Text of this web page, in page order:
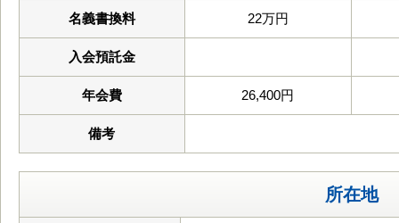
名義書換料 22万円
入会預託金
年会費 26,400円
備考
所在地